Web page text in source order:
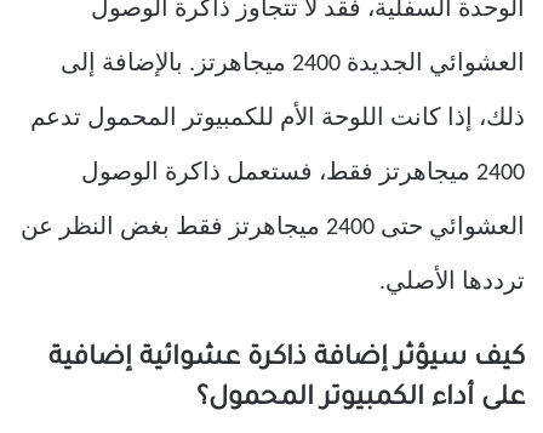
الوحدة السفلية، فقد لا تتجاوز ذاكرة الوصول
العشوائي الجديدة 2400 ميجاهرتز. بالإضافة إلى
ذلك، إذا كانت اللوحة الأم للكمبيوتر المحمول تدعم
2400 ميجاهرتز فقط، فستعمل ذاكرة الوصول
العشوائي حتى 2400 ميجاهرتز فقط بغض النظر عن
ترددها الأصلي.
كيف سيؤثر إضافة ذاكرة عشوائية إضافية
على أداء الكمبيوتر المحمول؟